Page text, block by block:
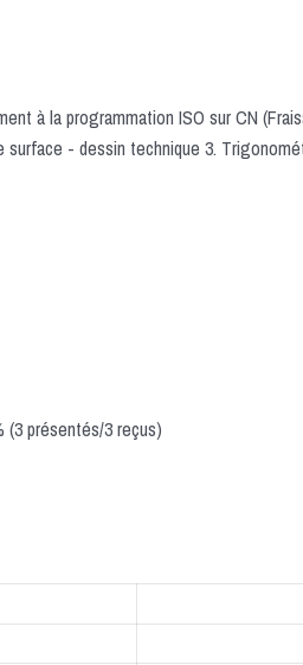
à la programmation ISO sur CN
- dessin technique 3.
(3 présentés/3 reçus)